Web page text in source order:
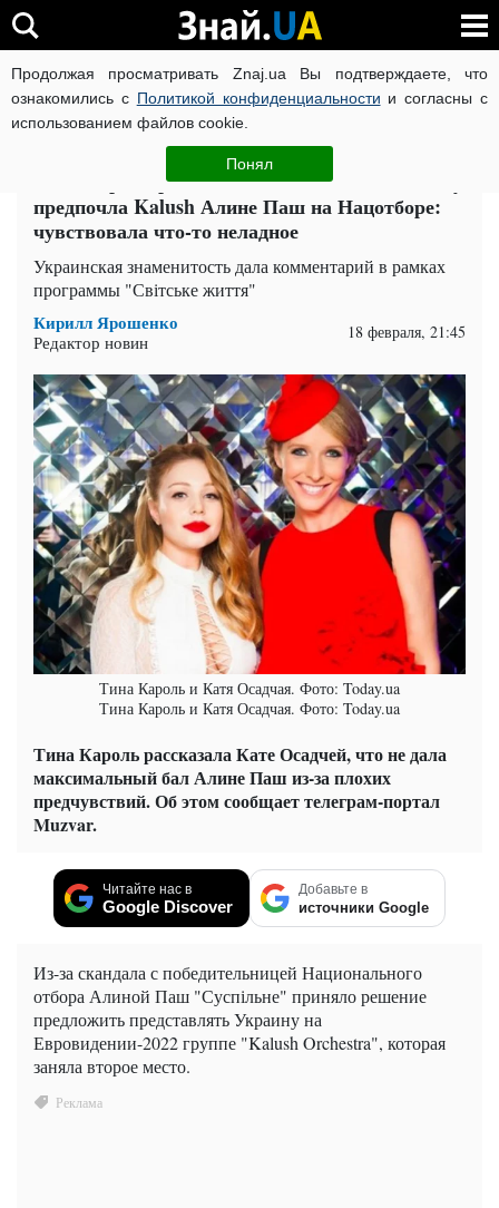
Продолжая просматривать Znaj.ua Вы подтверждаете, что
ознакомились с Политикой конфиденциальности и согласны с
использованием файлов cookie.
Понял
ВОЙНА РОССИИ ПРОТИВ УКРАИНЫ КОРОНАВИРУС В
ЧИТАТИ УКРАЇНСЬКОЮ
Тина Кароль рассказала Кате Осадчей, почему
предпочла Kalush Алине Паш на Нацотборе:
чувствовала что-то неладное
Украинская знаменитость дала комментарий в рамках
программы "Світське життя"
Кирилл Ярошенко
Редактор новин 18 февраля, 21:45
Тина Кароль и Катя Осадчая. Фото: Today.ua
Тина Кароль и Катя Осадчая. Фото: Today.ua
Тина Кароль рассказала Кате Осадчей, что не дала
максимальный бал Алине Паш из-за плохих
предчувствий. Об этом сообщает телеграм-портал
Muzvar.
Читайте нас в
Google Discover
Добавьте в
источники Google
Из-за скандала с победительницей Национального
отбора Алиной Паш "Суспільне" приняло решение
предложить представлять Украину на
Евровидении-2022 группе "Kalush Orchestra", которая
заняла второе место.